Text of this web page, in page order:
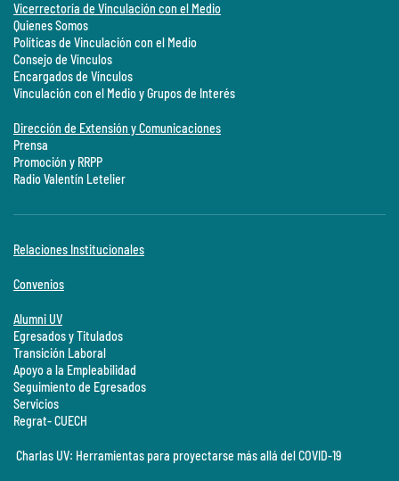
Vicerrectoría de Vinculación con el Medio
Quienes Somos
Políticas de Vinculación con el Medio
Consejo de Vínculos
Encargados de Vínculos
Vinculación con el Medio y Grupos de Interés
Dirección de Extensión y Comunicaciones
Prensa
Promoción y RRPP
Radio Valentín Letelier
Relaciones Institucionales
Convenios
Alumni UV
Egresados y Titulados
Transición Laboral
Apoyo a la Empleabilidad
Seguimiento de Egresados
Servicios
Regrat- CUECH
Charlas UV: Herramientas para proyectarse más allá del COVID-19